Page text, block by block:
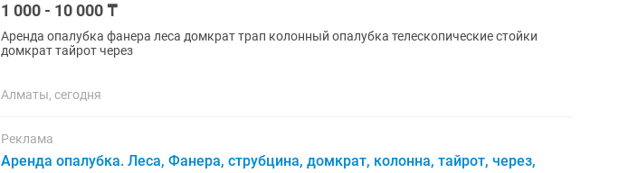
1 000 - 10 000 ₸
Аренда опалубка фанера леса домкрат трап колонный опалубка телескопические стойки
домкрат тайрот через
Алматы, сегодня
Реклама
Аренда опалубка. Леса, Фанера, струбцина, домкрат, колонна, тайрот, через,